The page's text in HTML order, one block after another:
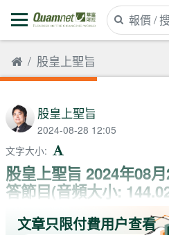
股皇上聖旨
股皇上聖旨
2024-08-28 12:05
文字大小:
股皇上聖旨 2024年08
答節目(音頻大小:
文章只限付費用户查看